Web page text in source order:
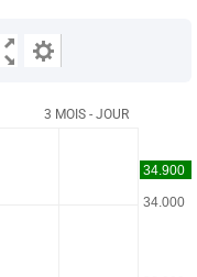
3 MOIS - JOUR